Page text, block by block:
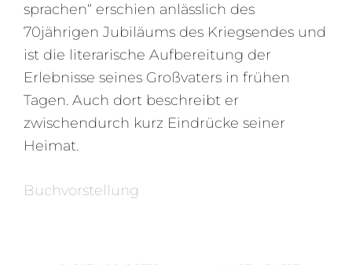
sprachen“ erschien anlässlich des
70jährigen Jubiläums des Kriegsendes und
ist die literarische Aufbereitung der
Erlebnisse seines Großvaters in frühen
Tagen. Auch dort beschreibt er
zwischendurch kurz Eindrücke seiner
Heimat.
Buchvorstellung